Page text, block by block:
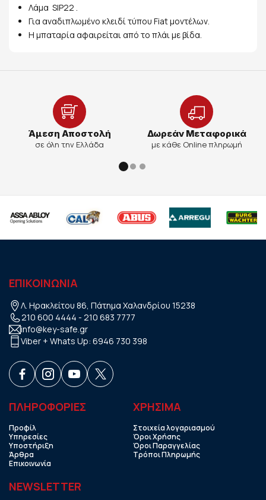
Λάμα SIP22 .
Για αναδιπλωμένο κλειδί τύπου Fiat μοντέλων.
Η μπαταρία αφαιρείται από το πλάι με βίδα.
Άμεση Αποστολή
σε όλη την Ελλάδα
Δωρεάν Μεταφορικά
με κάθε Online πληρωμή
ΕΠΙΚΟΙΝΩΝΙΑ
Λ. Ηρακλείτου 86, Πάτημα Χαλανδρίου 15238
210 600 4444 - 210 683 7777
info@key-safe.gr
Viber + Whats Up: 6946 730 398
ΠΛΗΡΟΦΟΡΙΕΣ
Προφίλ
Υπηρεσίες
Υποστήριξη
Άρθρα
Επικοινωνία
ΧΡHΣΙΜΑ
Στοιχεία λογαριασμού
Όροι Χρήσης
Όροι Παραγγελίας
Τρόποι Πληρωμής
NEWSLETTER